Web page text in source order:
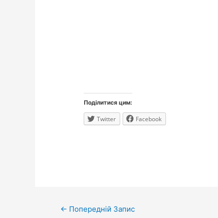
Поділитися цим:
Twitter Facebook
Навігація
← Попередній Запис